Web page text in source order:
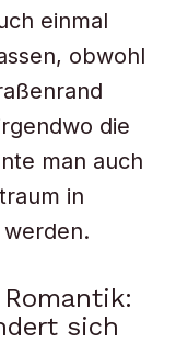
einmal
obwohl
die
man auch
in
sich